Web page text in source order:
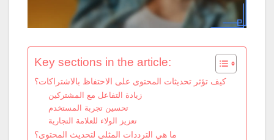
Key sections in the article:
كيف تؤثر تحديثات المحتوى على الاحتفاظ بالاشتراكات؟
زيادة التفاعل مع المشتركين
تحسين تجربة المستخدم
تعزيز الولاء للعلامة التجارية
ما هي الترددات المثلى لتحديث المحتوى؟